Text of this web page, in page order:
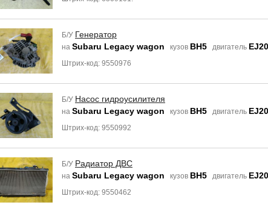
Б/У Генератор
на Subaru Legacy wagon кузов BH5 двигатель
Штрих-код: 9550976
Б/У Насос гидроусилителя
на Subaru Legacy wagon кузов BH5 двигатель
Штрих-код: 9550992
Б/У Радиатор ДВС
на Subaru Legacy wagon кузов BH5 двигатель
Штрих-код: 9550462